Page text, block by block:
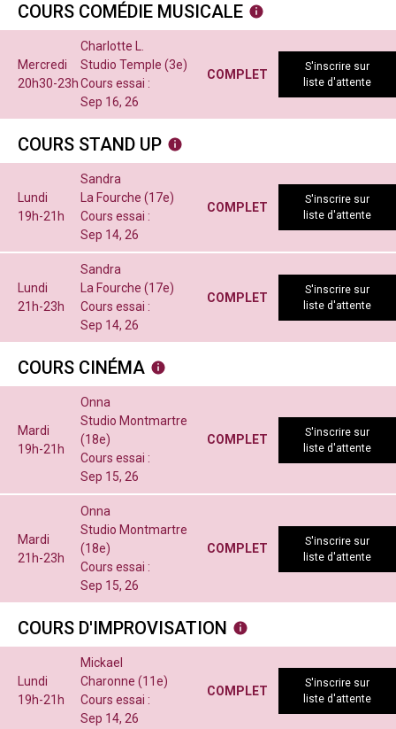
COURS COMÉDIE MUSICALE
Mercredi
20h30-23h
Charlotte L.
Studio Temple (3e)
Cours essai :
Sep 16, 26
COMPLET
S'inscrire sur
liste d'attente
COURS STAND UP
Lundi
19h-21h
Sandra
La Fourche (17e)
Cours essai :
Sep 14, 26
COMPLET
S'inscrire sur
liste d'attente
Lundi
21h-23h
Sandra
La Fourche (17e)
Cours essai :
Sep 14, 26
COMPLET
S'inscrire sur
liste d'attente
COURS CINÉMA
Mardi
19h-21h
Onna
Studio Montmartre
(18e)
Cours essai :
Sep 15, 26
COMPLET
S'inscrire sur
liste d'attente
Mardi
21h-23h
Onna
Studio Montmartre
(18e)
Cours essai :
Sep 15, 26
COMPLET
S'inscrire sur
liste d'attente
COURS D'IMPROVISATION
Lundi
19h-21h
Mickael
Charonne (11e)
Cours essai :
Sep 14, 26
COMPLET
S'inscrire sur
liste d'attente